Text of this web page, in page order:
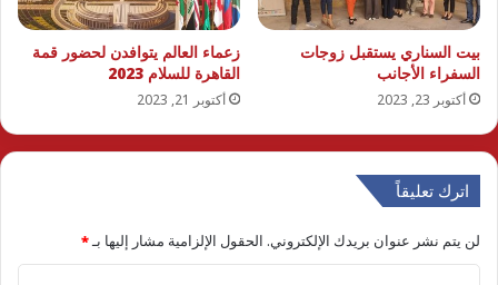
بيت السناري يستقبل زوجات
السفراء الأجانب
أكتوبر 23, 2023
زعماء العالم يتوافدن لحضور قمة
القاهرة للسلام 2023
أكتوبر 21, 2023
اترك تعليقاً
لن يتم نشر عنوان بريدك الإلكتروني. الحقول الإلزامية مشار إليها بـ*